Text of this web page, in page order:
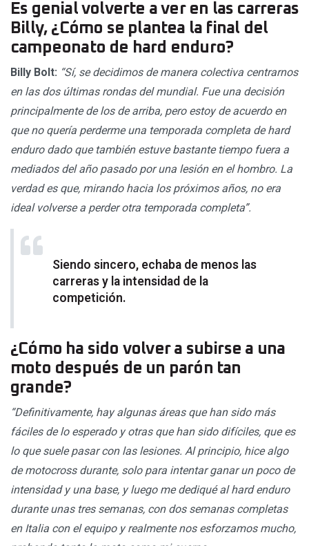
Es genial volverte a ver en las carreras
Billy, ¿Cómo se plantea la final del
campeonato de hard enduro?
Billy Bolt: “Sí, se decidimos de manera colectiva centrarnos
en las dos últimas rondas del mundial. Fue una decisión
principalmente de los de arriba, pero estoy de acuerdo en
que no quería perderme una temporada completa de hard
enduro dado que también estuve bastante tiempo fuera a
mediados del año pasado por una lesión en el hombro. La
verdad es que, mirando hacia los próximos años, no era
ideal volverse a perder otra temporada completa”.
Siendo sincero, echaba de menos las
carreras y la intensidad de la
competición.
¿Cómo ha sido volver a subirse a una
moto después de un parón tan
grande?
“Definitivamente, hay algunas áreas que han sido más
fáciles de lo esperado y otras que han sido difíciles, que es
lo que suele pasar con las lesiones. Al principio, hice algo
de motocross durante, solo para intentar ganar un poco de
intensidad y una base, y luego me dediqué al hard enduro
durante unas tres semanas, con dos semanas completas
en Italia con el equipo y realmente nos esforzamos mucho,